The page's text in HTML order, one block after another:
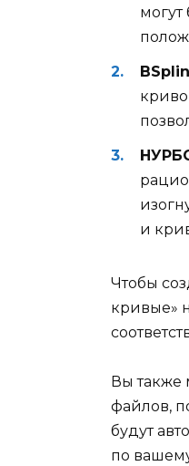
и
Чтобы
кривые»
Вы также
файлов,
будут
по